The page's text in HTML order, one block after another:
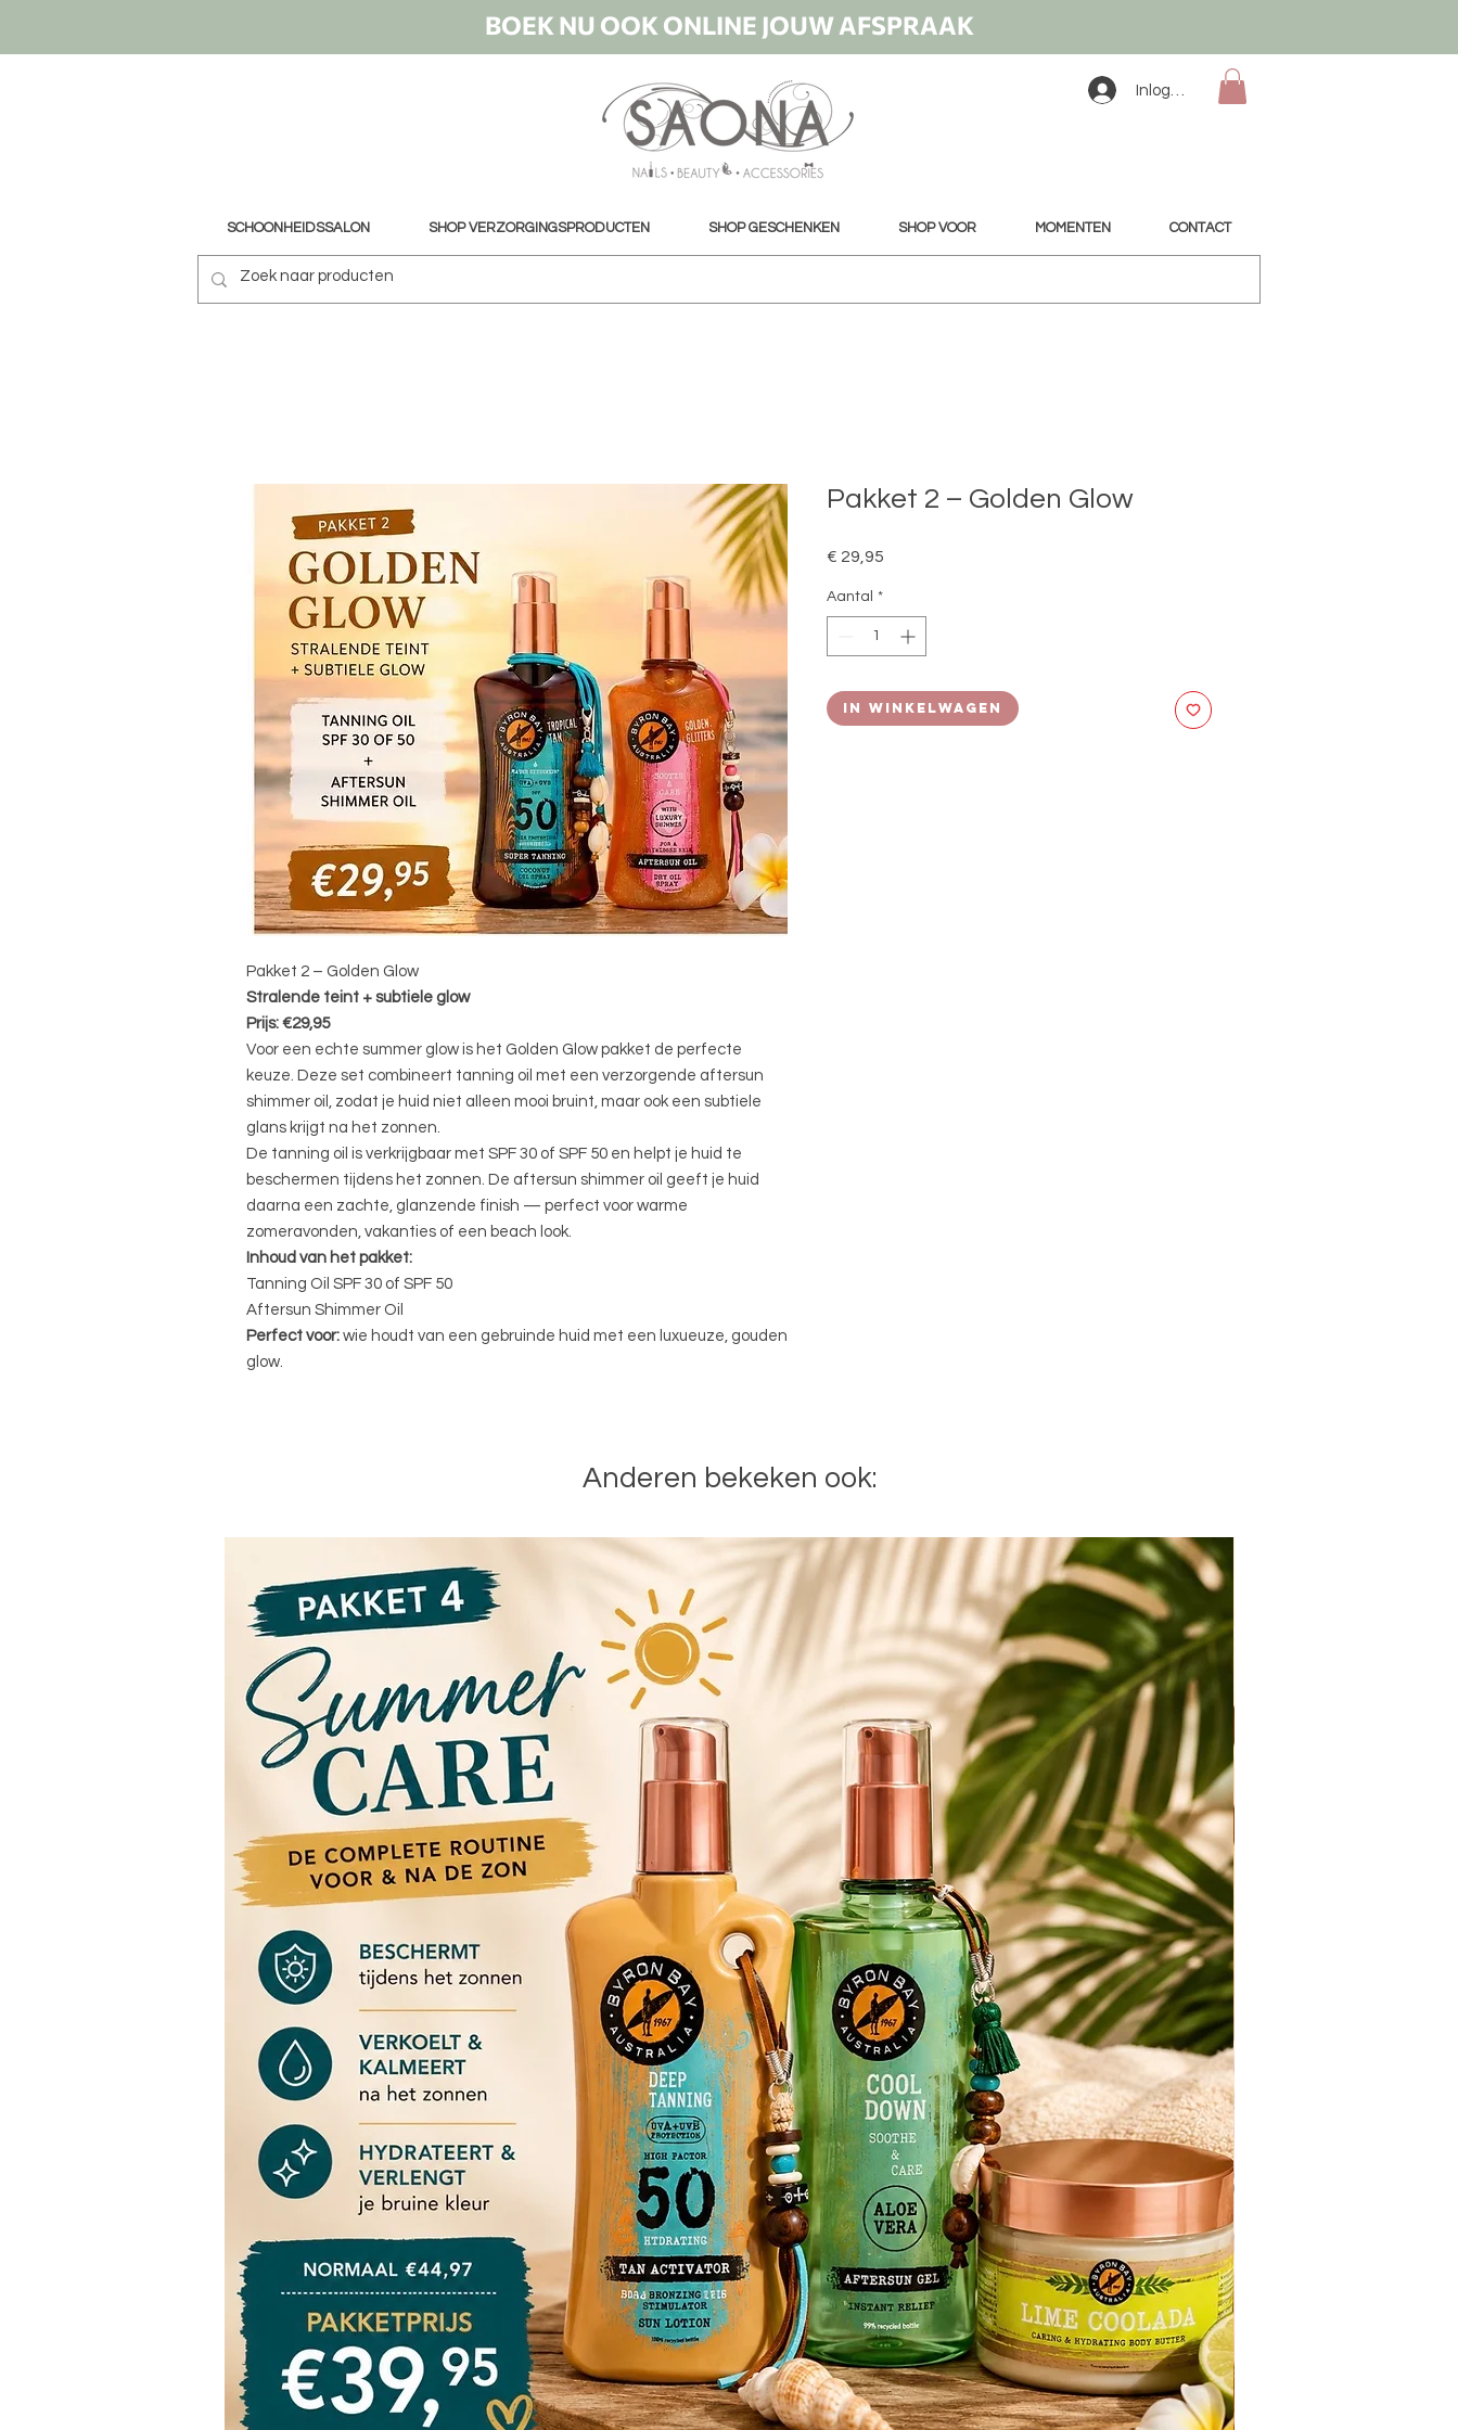
BOEK NU OOK ONLINE JOUW AFSPRAAK
Inloggen
SCHOONHEIDSSALON SHOP VERZORGINGSPRODUCTEN SHOP GESCHENKEN SHOP VOOR MOMENTEN CONTACT
Pakket 2 – Golden Glow
Stralende teint + subtiele glow
Prijs: €29,95
Voor een echte summer glow is het Golden Glow pakket de perfecte
keuze. Deze set combineert tanning oil met een verzorgende aftersun
shimmer oil, zodat je huid niet alleen mooi bruint, maar ook een subtiele
glans krijgt na het zonnen.
De tanning oil is verkrijgbaar met SPF 30 of SPF 50 en helpt je huid te
beschermen tijdens het zonnen. De aftersun shimmer oil geeft je huid
daarna een zachte, glanzende finish — perfect voor warme
zomeravonden, vakanties of een beach look.
Inhoud van het pakket:
Tanning Oil SPF 30 of SPF 50
Aftersun Shimmer Oil
Perfect voor: wie houdt van een gebruinde huid met een luxueuze, gouden
glow.
Pakket 2 – Golden Glow
€ 29,95
Aantal *
In winkelwagen
Anderen bekeken ook: